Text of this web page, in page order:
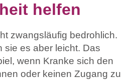
helfen
zwangsläufig bedrohlich.
sie es aber leicht. Das
wenn Kranke sich den
oder keinen Zugang zu